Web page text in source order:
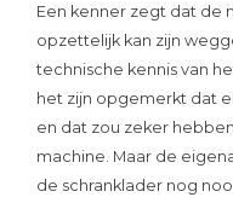
Een kenner zegt dat de
opzettelijk kan zijn
technische kennis van
het zijn opgemerkt dat
en dat zou zeker
machine. Maar de
de schranklader nog